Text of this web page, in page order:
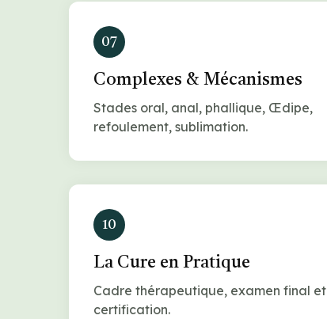
07
Complexes & Mécanismes
Stades oral, anal, phallique, Œdipe,
refoulement, sublimation.
10
La Cure en Pratique
Cadre thérapeutique, examen final et
certification.